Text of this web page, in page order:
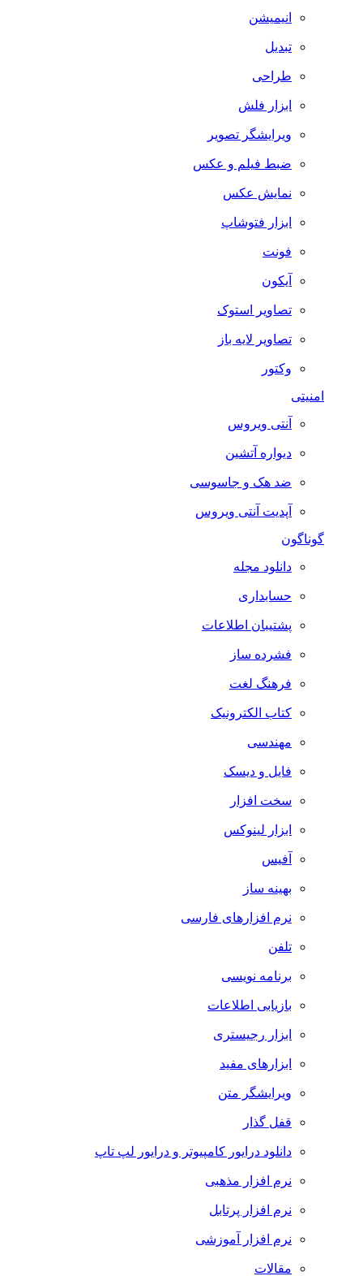
انیمیشن
تبدیل
طراحی
ابزار فلش
ویرایشگر تصویر
ضبط فيلم و عكس
نمایش عکس
ابزار فتوشاپ
فونت
آیکون
تصاویر استوک
تصاویر لایه باز
وکتور
امنیتی
آنتی ویروس
دیواره آتشین
ضد هک و جاسوسی
آپدیت آنتی ویروس
گوناگون
دانلود مجله
حسابداری
پشتیبان اطلاعات
فشرده ساز
فرهنگ لغت
کتاب الکترونیک
مهندسی
فایل و دیسک
سخت افزار
ابزار لینوکس
آفیس
بهینه ساز
نرم افزارهای فارسی
تلفن
برنامه نویسی
بازیابی اطلاعات
ابزار رجیستری
ابزارهای مفید
ویرایشگر متن
قفل گذار
دانلود درایور کامپیوتر و درایور لپ تاپ
نرم افزار مذهبی
نرم افزار پرتابل
نرم افزار آموزشی
مقالات